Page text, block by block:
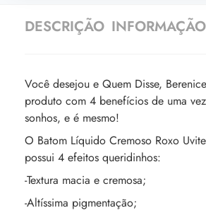
DESCRIÇÃO
Você desejou e Quem Disse,
produto com 4 benefícios de uma
sonhos, e é mesmo!
O Batom Líquido Cremoso Roxo
possui 4 efeitos queridinhos:
-Textura macia e cremosa;
-Altíssima pigmentação;